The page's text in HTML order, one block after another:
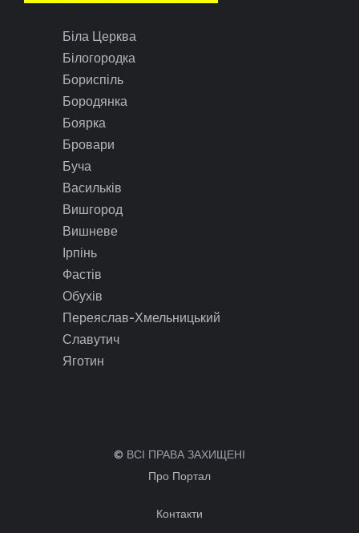
Біла Церква
Білогородка
Бориспіль
Бородянка
Боярка
Бровари
Буча
Васильків
Вишгород
Вишневе
Ірпінь
Фастів
Обухів
Переяслав-Хмельницький
Славутич
Яготин
© ВСІ ПРАВА ЗАХИЩЕНІ
Про Портал
Контакти